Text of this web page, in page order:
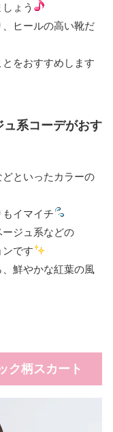
ょう
ヒールの高い靴だ
をおすすめします
系コーデがおす
といったカラーの
イマイチ
ジュ系などの
です
鮮やかな紅葉の風
ク柄スカート